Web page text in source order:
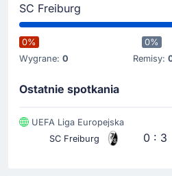
musi grać ostrożniej.
15'
Żółta kartka dla Emiliano
Żółta kartka
Philipp Treu
SC Freiburg
0%
Wygrane: 0
0%
Remisy:
Ostatnie spotkania
UEFA Liga Europejska
SC Freiburg
0 : 3